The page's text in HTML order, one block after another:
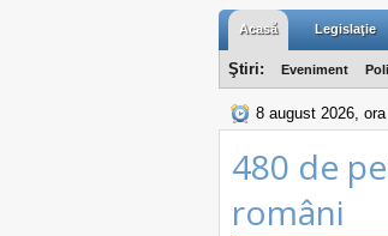
Acasă Legislaţie
Ştiri: Eveniment
8 august 2026,
480 de
români